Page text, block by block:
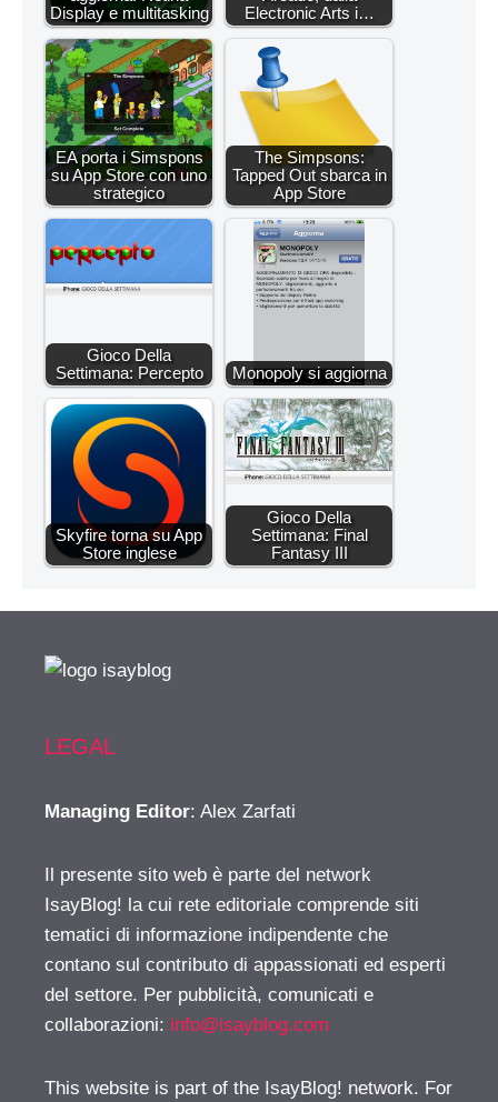
Display e multitasking
Electronic Arts i…
EA porta i Simspons
su App Store con uno
strategico
The Simpsons:
Tapped Out sbarca in
App Store
Gioco Della
Settimana: Percepto
Monopoly si aggiorna
Skyfire torna su App
Store inglese
Gioco Della
Settimana: Final
Fantasy III
LEGAL
Managing Editor: Alex Zarfati
Il presente sito web è parte del network
IsayBlog! la cui rete editoriale comprende siti
tematici di informazione indipendente che
contano sul contributo di appassionati ed esperti
del settore. Per pubblicità, comunicati e
collaborazioni: info@isayblog.com
This website is part of the IsayBlog! network. For